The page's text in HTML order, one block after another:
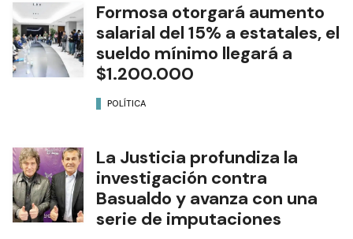
Formosa otorgará aumento
salarial del 15% a estatales, el
sueldo mínimo llegará a
$1.200.000
POLÍTICA
La Justicia profundiza la
investigación contra
Basualdo y avanza con una
serie de imputaciones